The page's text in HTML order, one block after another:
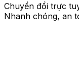
Chuyển đổi trực
Nhanh chóng, an